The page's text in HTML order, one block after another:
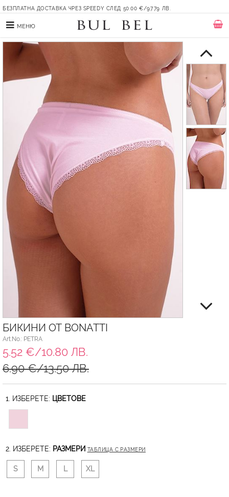
БЕЗПЛАТНА ДОСТАВКА ЧРЕЗ SPEEDY СЛЕД 50.00 €/97.79 ЛВ.
МЕНЮ
БИКИНИ ОТ BONATTI
Art.No.: PETRA
5.52 €/10.80 ЛВ.
6.90 €/13.50 ЛВ.
1. ИЗБЕРЕТЕ: ЦВЕТОВЕ
2. ИЗБЕРЕТЕ: РАЗМЕРИ ТАБЛИЦА С РАЗМЕРИ
S M L XL